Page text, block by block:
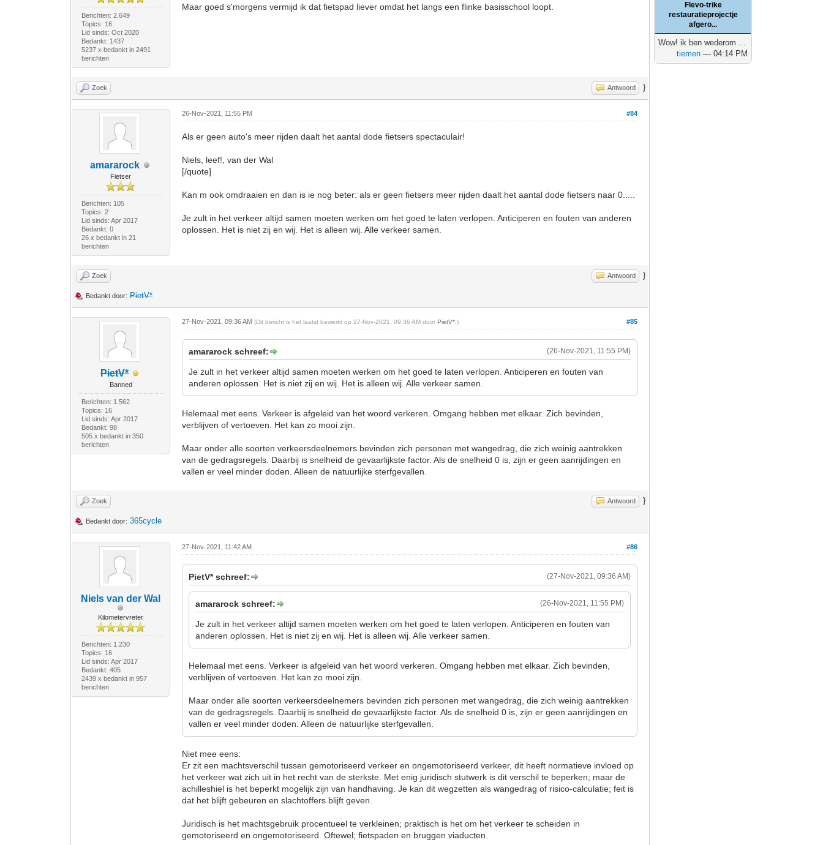
Berichten: 2.649
Topics: 16
Lid sinds: Oct 2020
Bedankt: 1437
5237 x bedankt in 2491
berichten
Maar goed s'morgens vermijd ik dat fietspad liever omdat het langs een flinke basisschool loopt.
Zoek Antwoord }
amararock
Fietser
Berichten: 105
Topics: 2
Lid sinds: Apr 2017
Bedankt: 0
26 x bedankt in 21
berichten
#84
26-Nov-2021, 11:55 PM
Als er geen auto's meer rijden daalt het aantal dode fietsers spectaculair!
Niels, leef!, van der Wal
[/quote]
Kan m ook omdraaien en dan is ie nog beter: als er geen fietsers meer rijden daalt het aantal dode fietsers naar 0.....
Je zult in het verkeer altijd samen moeten werken om het goed te laten verlopen. Anticiperen en fouten van anderen
oplossen. Het is niet zij en wij. Het is alleen wij. Alle verkeer samen.
Zoek Antwoord }
Bedankt door: PietV*
PietV*
Banned
Berichten: 1.562
Topics: 16
Lid sinds: Apr 2017
Bedankt: 98
505 x bedankt in 350
berichten
#85
27-Nov-2021, 09:36 AM(Dit bericht is het laatst bewerkt op 27-Nov-2021, 09:36 AM doorPietV* .)
(26-Nov-2021, 11:55 PM)
amararock schreef:
Je zult in het verkeer altijd samen moeten werken om het goed te laten verlopen. Anticiperen en fouten van
anderen oplossen. Het is niet zij en wij. Het is alleen wij. Alle verkeer samen.
Helemaal met eens. Verkeer is afgeleid van het woord verkeren. Omgang hebben met elkaar. Zich bevinden,
verblijven of vertoeven. Het kan zo mooi zijn.
Maar onder alle soorten verkeersdeelnemers bevinden zich personen met wangedrag, die zich weinig aantrekken
van de gedragsregels. Daarbij is snelheid de gevaarlijkste factor. Als de snelheid 0 is, zijn er geen aanrijdingen en
vallen er veel minder doden. Alleen de natuurlijke sterfgevallen.
Zoek Antwoord }
Bedankt door: 365cycle
Niels van der Wal
Kilometervreter
Berichten: 1.230
Topics: 16
Lid sinds: Apr 2017
Bedankt: 405
2439 x bedankt in 957
berichten
#86
27-Nov-2021, 11:42 AM
(27-Nov-2021, 09:36 AM)
PietV* schreef:
(26-Nov-2021, 11:55 PM)
amararock schreef:
Je zult in het verkeer altijd samen moeten werken om het goed te laten verlopen. Anticiperen en fouten van
anderen oplossen. Het is niet zij en wij. Het is alleen wij. Alle verkeer samen.
Helemaal met eens. Verkeer is afgeleid van het woord verkeren. Omgang hebben met elkaar. Zich bevinden,
verblijven of vertoeven. Het kan zo mooi zijn.
Maar onder alle soorten verkeersdeelnemers bevinden zich personen met wangedrag, die zich weinig aantrekken
van de gedragsregels. Daarbij is snelheid de gevaarlijkste factor. Als de snelheid 0 is, zijn er geen aanrijdingen en
vallen er veel minder doden. Alleen de natuurlijke sterfgevallen.
Niet mee eens:
Er zit een machtsverschil tussen gemotoriseerd verkeer en ongemotoriseerd verkeer, dit heeft normatieve invloed op
het verkeer wat zich uit in het recht van de sterkste. Met enig juridisch stutwerk is dit verschil te beperken; maar de
achilleshiel is het beperkt mogelijk zijn van handhaving. Je kan dit wegzetten als wangedrag of risico-calculatie; feit is
dat het blijft gebeuren en slachtoffers blijft geven.
Juridisch is het machtsgebruik procentueel te verkleinen; praktisch is het om het verkeer te scheiden in
gemotoriseerd en ongemotoriseerd. Oftewel; fietspaden en bruggen viaducten.
Flevo-trike
restauratieprojectje
afgero...
Wow! ik ben wederom ...
tiemen — 04:14 PM